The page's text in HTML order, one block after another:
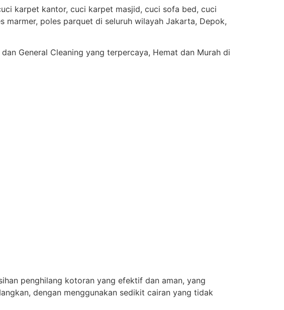
karpet kantor, cuci karpet masjid, cuci sofa bed, cuci
poles parquet di seluruh wilayah Jakarta, Depok,
dan General Cleaning yang terpercaya, Hemat dan Murah di
penghilang kotoran yang efektif dan aman, yang
dengan menggunakan sedikit cairan yang tidak